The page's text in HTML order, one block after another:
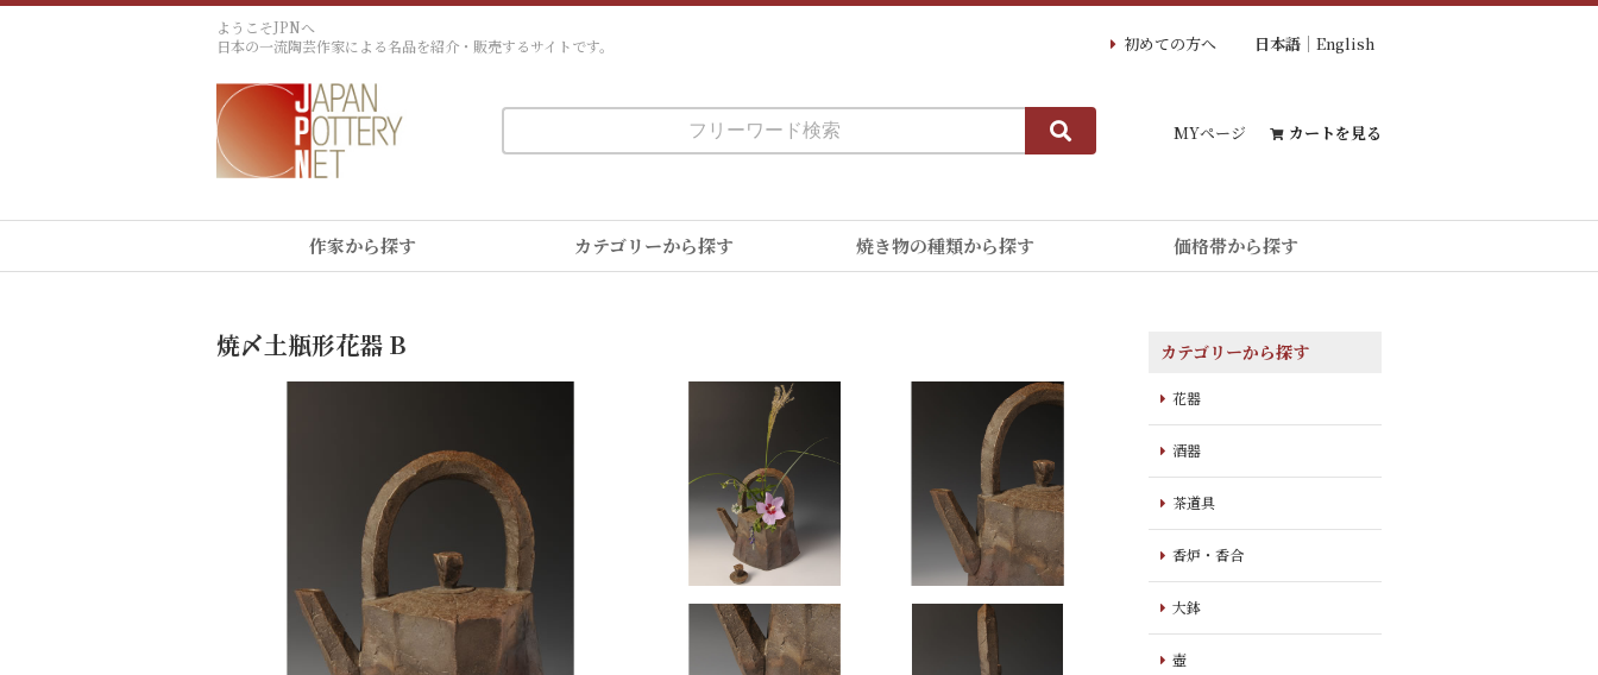
ようこそJPNへ
日本の一流陶芸作家による名品を紹介・販売するサイトです。
初めての方へ 日本語 English
MYページ カートを見る
作家から探す カテゴリーから探す 焼き物の種類から探す 価格帯から探す
焼〆土瓶形花器 B カテゴリーから探す
花器
酒器
茶道具
香炉・香合
大鉢
壺